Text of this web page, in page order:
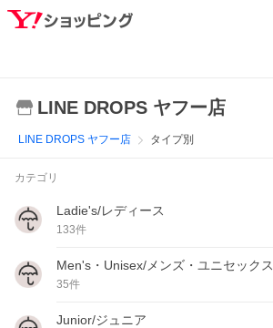
LINE DROPS ヤフー店
LINE DROPS ヤフー店 タイプ別
カテゴリ
Ladie's/レディース
133件
Men's・Unisex/メンズ・ユニセックス
35件
Junior/ジュニア